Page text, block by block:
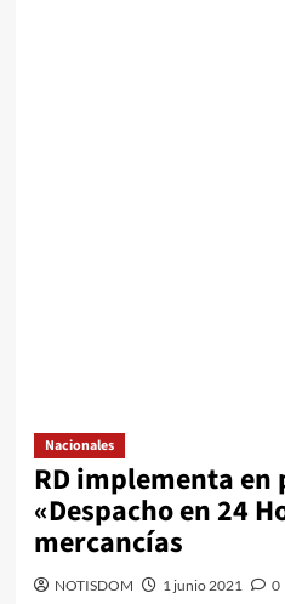
Nacionales
RD implementa en
«Despacho en 24
mercancías
NOTISDOM 1 junio 2021 0